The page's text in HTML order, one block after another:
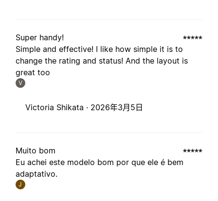
Super handy!
Simple and effective! I like how simple it is to
change the rating and status! And the layout is
great too
V
Victoria Shikata · 2026年3月5日
Muito bom
Eu achei este modelo bom por que ele é bem
adaptativo.
J